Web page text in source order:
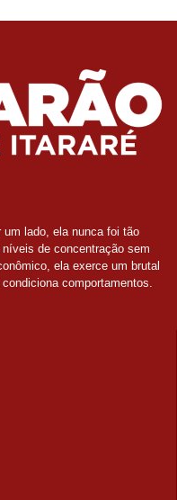
lado, ela nunca foi tão
de concentração sem
ela exerce um brutal
comportamentos.